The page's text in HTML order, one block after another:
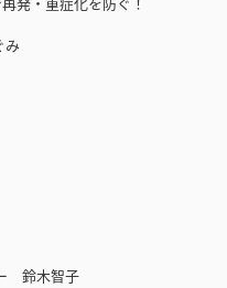
み
鈴木智子